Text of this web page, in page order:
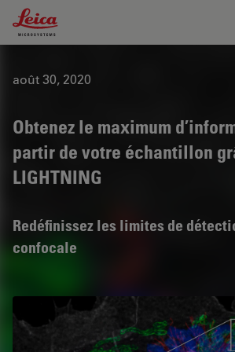
Leica Microsystems Logo
août 30, 2020
Obtenez le maximum
partir de votre échantillon
LIGHTNING
Redéfinissez les limites de
confocale